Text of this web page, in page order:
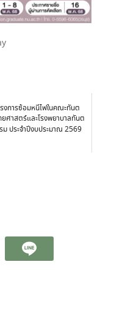
งการซ้อมหนีไฟในคณะทันต
ศาสตร์และโรงพยาบาลทันต
ม ประจำปีงบประมาณ 2569